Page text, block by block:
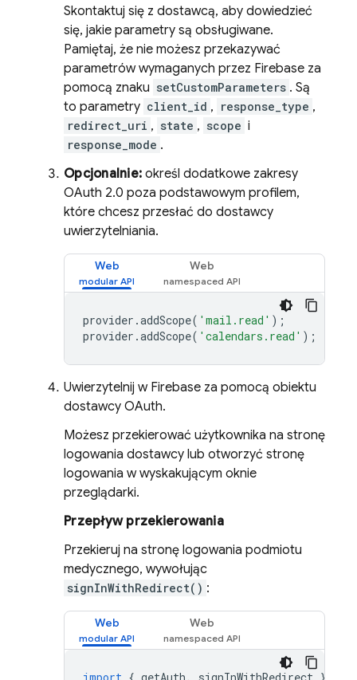
Skontaktuj się z dostawcą, aby dowiedzieć
się, jakie parametry są obsługiwane.
Pamiętaj, że nie możesz przekazywać
parametrów wymaganych przez Firebase za
pomocą znaku setCustomParameters . Są
to parametry client_id , response_type ,
redirect_uri , state , scope i
response_mode .
Opcjonalnie: określ dodatkowe zakresy
OAuth 2.0 poza podstawowym profilem,
które chcesz przesłać do dostawcy
uwierzytelniania.
Web Web
provider .addScope( 'mail.read' );
provider .addScope( 'calendars.read' );
Uwierzytelnij w Firebase za pomocą obiektu
dostawcy OAuth.
Możesz przekierować użytkownika na stronę
logowania dostawcy lub otworzyć stronę
logowania w wyskakującym oknie
przeglądarki.
Przepływ przekierowania
Przekieruj na stronę logowania podmiotu
medycznego, wywołując
signInWithRedirect() :
Web Web